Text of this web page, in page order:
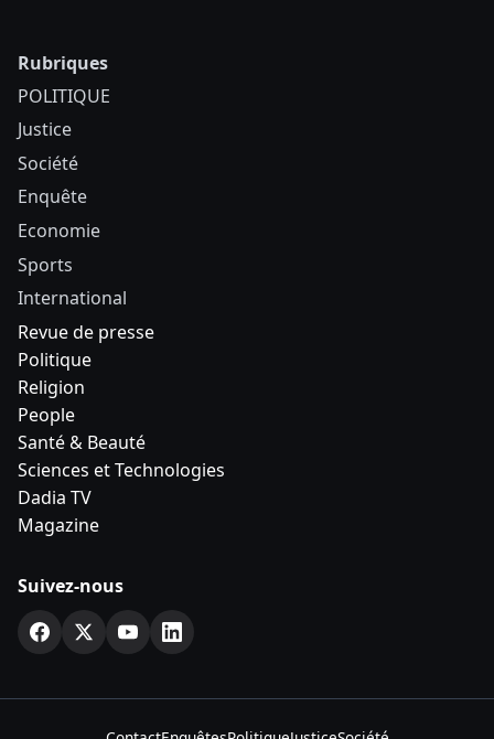
Rubriques
POLITIQUE
Justice
Société
Enquête
Economie
Sports
International
Revue de presse
Politique
Religion
People
Santé & Beauté
Sciences et Technologies
Dadia TV
Magazine
Suivez-nous